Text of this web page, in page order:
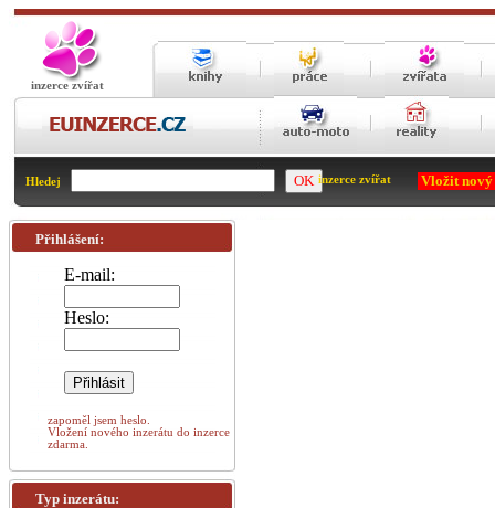
inzerce zvířat
Hledej inzerce zvířat Vložit
Přihlášení:
E-mail:
Heslo:
zapoměl jsem heslo.
Vložení nového inzerátu do inzerce
zdarma.
Typ inzerátu: